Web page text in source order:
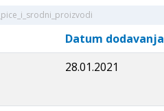
Datum dodavanja
28.01.2021